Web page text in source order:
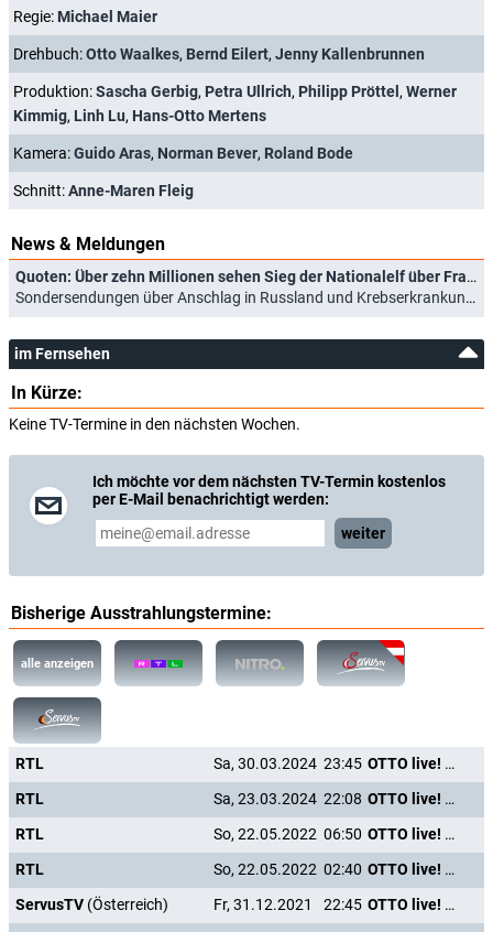
Regie: Michael Maier
Drehbuch:Otto Waalkes, Bernd Eilert, Jenny Kallenbrunnen
Produktion:Sascha Gerbig, Petra Ullrich, Philipp Pröttel , Werner
Kimmig, Linh Lu, Hans-Otto Mertens
Kamera:Guido Aras, Norman Bever, Roland Bode
Schnitt:Anne-Maren Fleig
News & Meldungen
Quoten: Über zehn Millionen sehen Sieg der Nationalelf über Frankreich
Sondersendungen über Anschlag in Russland und Krebserkrankung von Prinzessin Kate gefragt (24.03.2024)
im Fernsehen
In Kürze:
Keine TV-Termine in den nächsten Wochen.
Ich möchte vor dem nächsten TV-Termin kostenlos
per E-Mail benachrichtigt werden:
weiter
Bisherige Ausstrahlungstermine:
alle anzeigen
RTL Sa, 30.03.2024 23:45
OTTO live! Holdrio again
RTL
Sa, 23.03.2024 22:08
OTTO live! Holdrio again
RTL
So, 22.05.2022 06:50
OTTO live! Holdrio again
RTL
So, 22.05.2022 02:40
OTTO live! Holdrio again
ServusTV (Österreich) Fr, 31.12.2021 22:45
OTTO live! Holdrio again